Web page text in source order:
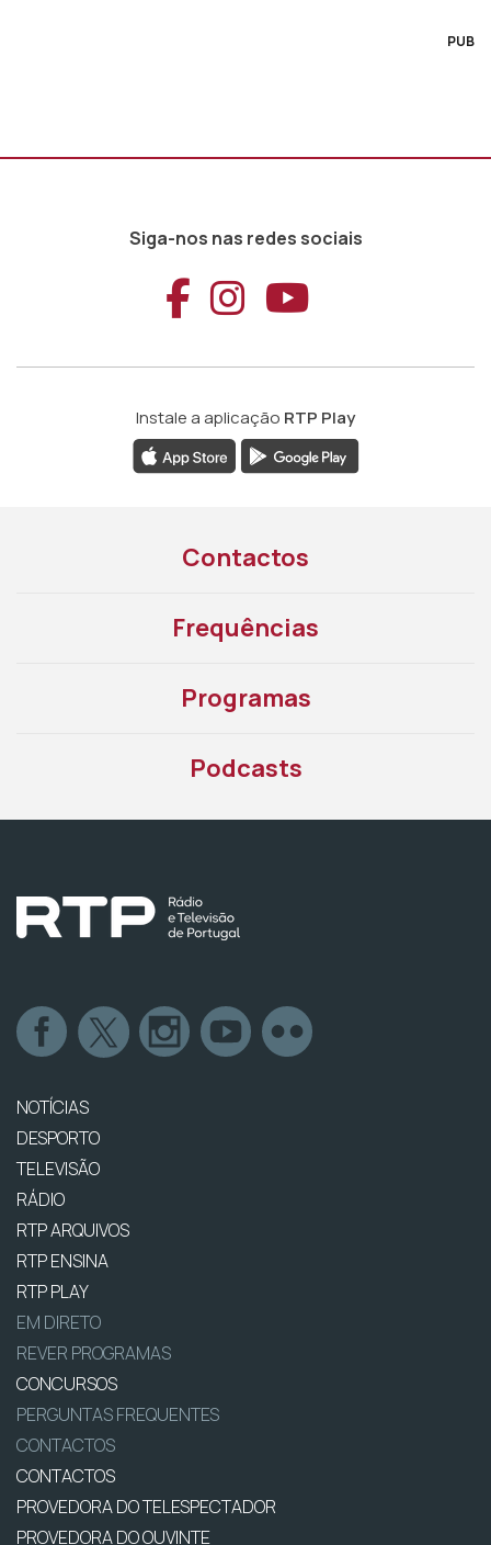
PUB
Siga-nos nas redes sociais
Aceder ao
Aceder ao
Aceder
Instale a aplicação RTP Play
Contactos
Frequências
Programas
Podcasts
NOTÍCIAS
DESPORTO
TELEVISÃO
RÁDIO
RTP ARQUIVOS
RTP ENSINA
RTP PLAY
EM DIRETO
REVER PROGRAMAS
CONCURSOS
PERGUNTAS FREQUENTES
CONTACTOS
CONTACTOS
PROVEDORA DO TELESPECTADOR
PROVEDORA DO OUVINTE